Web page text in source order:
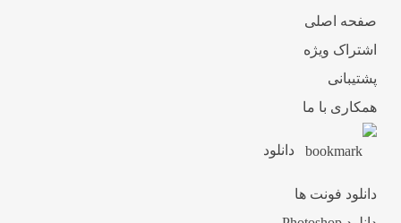
صفحه اصلی
اشتراک ویژه
پشتیبانی
همکاری با ما
دانلود
دانلود فونت ها